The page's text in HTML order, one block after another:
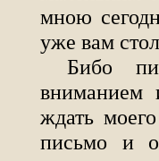
мною
уже вам
Бибо
вниманием
ждать
письмо и